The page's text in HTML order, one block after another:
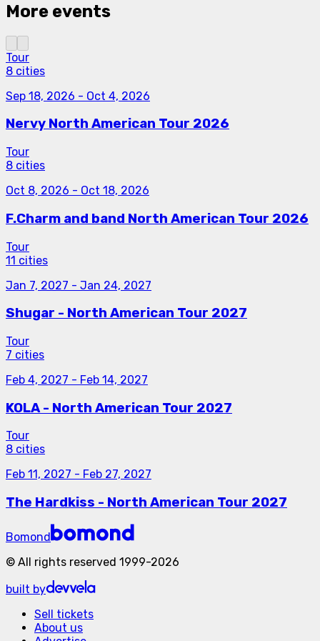
More events
Tour
8 cities
Sep 18, 2026 - Oct 4, 2026
Nervy North American Tour 2026
Tour
8 cities
Oct 8, 2026 - Oct 18, 2026
F.Charm and band North American Tour 2026
Tour
11 cities
Jan 7, 2027 - Jan 24, 2027
Shugar - North American Tour 2027
Tour
7 cities
Feb 4, 2027 - Feb 14, 2027
KOLA - North American Tour 2027
Tour
8 cities
Feb 11, 2027 - Feb 27, 2027
The Hardkiss - North American Tour 2027
Bomond
© All rights reserved 1999-2026
built by
Sell tickets
About us